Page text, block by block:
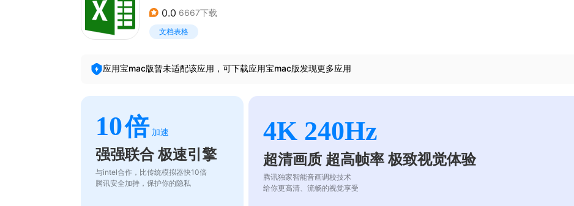
0.0 6667下载
文档表格
应用宝mac版暂未适配该应用，可下载应用宝mac版发现更多应用
10倍 加速
强强联合 极速引擎
与intel合作，比传统模拟器快10倍
腾讯安全加持，保护你的隐私
4K 240Hz
超清画质 超高帧率 极致视觉体验
腾讯独家智能音画调校技术
给你更高清、流畅的视觉享受